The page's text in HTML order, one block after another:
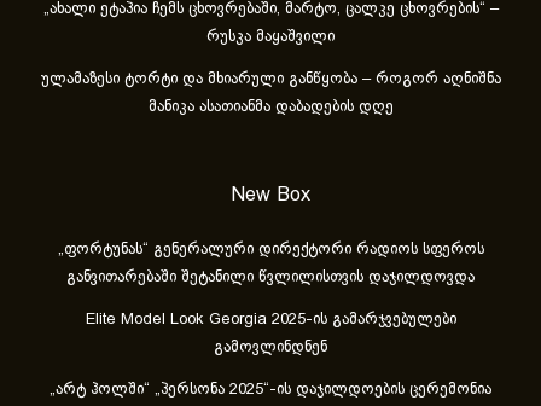
„ახა­ლი ეტა­პია ჩემს ცხოვ­რე­ბა­ში, მარ­ტო, ცალ­კე ცხოვ­რე­ბის“ –
რუსკა მაყაშვილი
ულამაზესი ტორტი და მხიარული განწყობა – როგორ აღნიშნა
მანიკა ასათიანმა დაბადების დღე
New Box
„ფორტუნას“ გენერალური დირექტორი რადიოს სფეროს
განვითარებაში შეტანილი წვლილისთვის დაჯილდოვდა
Elite Model Look Georgia 2025-ის გამარჯვებულები
გამოვლინდნენ
„არტ ჰოლში“ „პერსონა 2025“-ის დაჯილდოების ცერემონია